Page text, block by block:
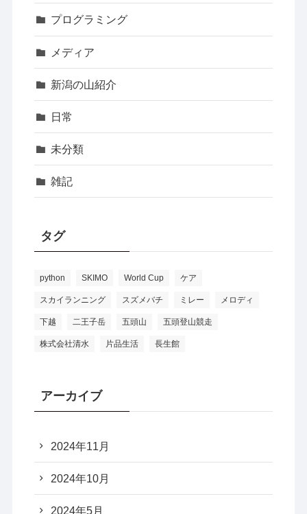
プログラミング
メディア
新潟の山紹介
日常
未分類
雑記
タグ
python SKIMO World Cup ケア
スカイランニング スズメバチ ミレー メロディ
下越 二王子岳 五頭山 五頭登山競走
株式会社清水 片品生活 長生館
アーカイブ
2024年11月
2024年10月
2024年5月